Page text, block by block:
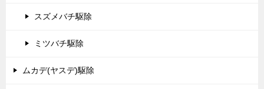
スズメバチ駆除
ミツバチ駆除
ムカデ(ヤスデ)駆除